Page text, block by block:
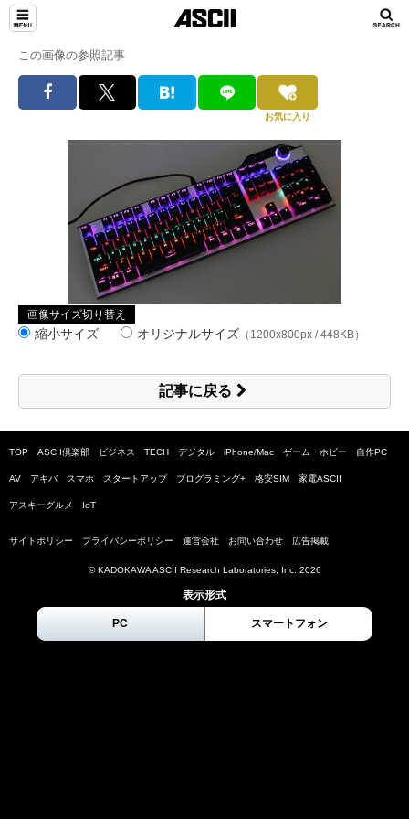
この画像の参照記事
お気に入り
画像サイズ切り替え
縮小サイズ オリジナルサイズ （1200x800px / 448KB）
記事に戻る
TOP ASCII倶楽部 ビジネス TECH デジタル iPhone/Mac ゲーム・ホビー 自作PC
AV アキバ スマホ スタートアップ プログラミング+ 格安SIM 家電ASCII
アスキーグルメ IoT
サイトポリシー プライバシーポリシー 運営会社 お問い合わせ 広告掲載
© KADOKAWA ASCII Research Laboratories, Inc. 2026
表示形式
PC スマートフォン